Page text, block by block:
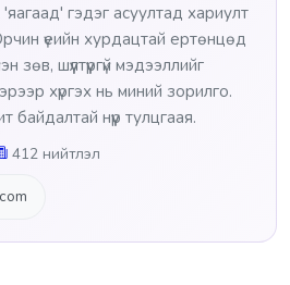
гэдэг асуултад хариулт
үеийн хурдацтай ертөнцөд
зөв, шүүлтүүргүй мэдээллийг
хүргэх нь миний зорилго.
нүүр тулцгаая.
412 нийтлэл